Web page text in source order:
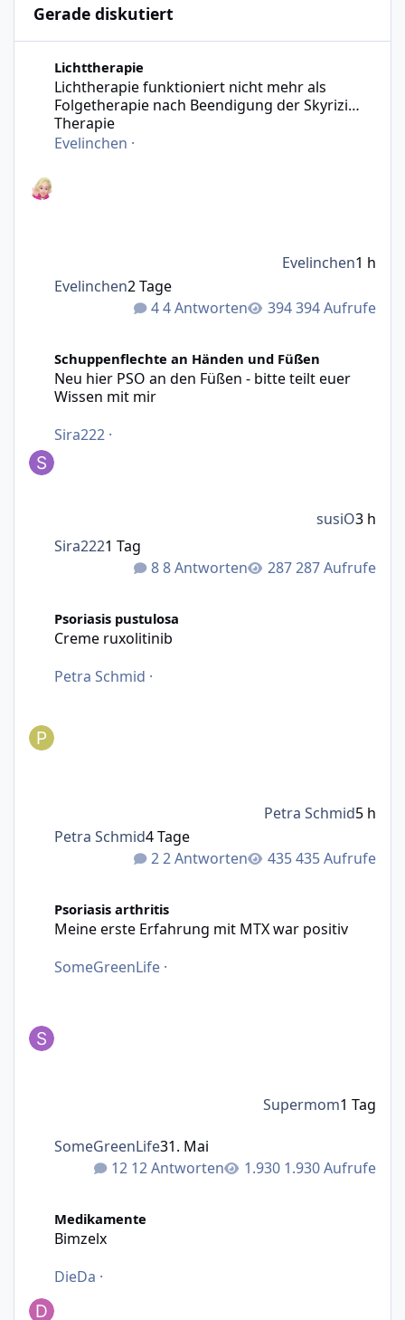
Gerade diskutiert
Lichttherapie
Lichtherapie funktioniert nicht mehr als
Folgetherapie nach Beendigung der Skyrizi
Therapie
Evelinchen ·
4 Antworten 394 Aufrufe
Evelinchen2 Tage
Evelinchen1 h
Schuppenflechte an Händen und Füßen
Neu hier PSO an den Füßen - bitte teilt euer
Wissen mit mir
Sira222 ·
8 Antworten 287 Aufrufe
Sira2221 Tag
susiO3 h
Psoriasis pustulosa
Creme ruxolitinib
Petra Schmid ·
2 Antworten 435 Aufrufe
Petra Schmid4 Tage
Petra Schmid5 h
Psoriasis arthritis
Meine erste Erfahrung mit MTX war positiv
SomeGreenLife ·
12 Antworten 1.930 Aufrufe
SomeGreenLife31. Mai
Supermom1 Tag
Medikamente
Bimzelx
DieDa ·